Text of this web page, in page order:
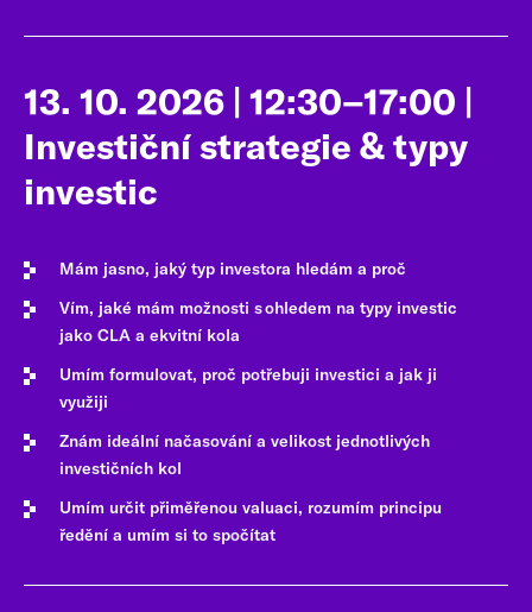
13. 10. 2026 | 12:30–17:00 |
Investiční strategie & typy
investic
Mám jasno, jaký typ investora hledám a proč
Vím, jaké mám možnosti s ohledem na typy investic
jako CLA a ekvitní kola
Umím formulovat, proč potřebuji investici a jak ji
využiji
Znám ideální načasování a velikost jednotlivých
investičních kol
Umím určit přiměřenou valuaci, rozumím principu
ředění a umím si to spočítat